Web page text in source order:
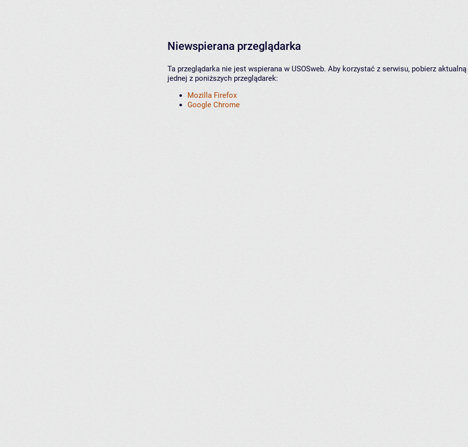
Niewspierana przeglądarka
Ta przeglądarka nie jest wspierana w USOSweb. Aby korzystać z serwisu, pobierz
jednej z poniższych przeglądarek:
Mozilla Firefox
Google Chrome